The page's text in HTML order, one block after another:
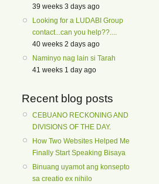
39 weeks 3 days ago
Looking for a LUDABI Group
contact...can you help??....
40 weeks 2 days ago
Naminyo nag lain si Tarah
41 weeks 1 day ago
Recent blog posts
CEBUANO RECKONING AND
DIVISIONS OF THE DAY.
How Two Websites Helped Me
Finally Start Speaking Bisaya
Binuang uyamot ang konsepto
sa creatio ex nihilo